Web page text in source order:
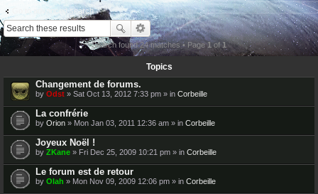
Go to advanced search
Search found 24 matches • Page1of1
Topics
Changement de forums.
by Odst » Sat Oct 13, 2012 7:33 pm » in Corbeille
La confrérie
by Orion » Mon Jan 03, 2011 12:36 am » in Corbeille
Joyeux Noël !
by ZKane » Fri Dec 25, 2009 10:21 pm » in Corbeille
Le forum est de retour
by Olah » Mon Nov 09, 2009 12:06 pm » in Corbeille